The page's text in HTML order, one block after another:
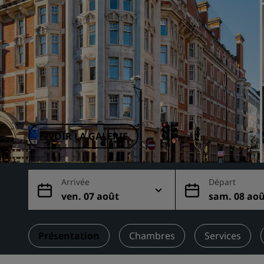
Marques affiliées en Chine
VOIR LA GALERIE
Arrivée
ven. 07 août
Départ
sam. 08
Présentation Chambres Services